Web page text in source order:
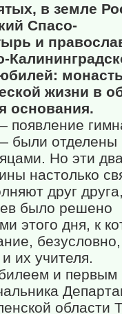
в земле
Спасо-
и
жизни в
основания.
появление
были отделены
Но эти
настолько
друг
было решено
этого дня, к
их учителя.
и первым
области